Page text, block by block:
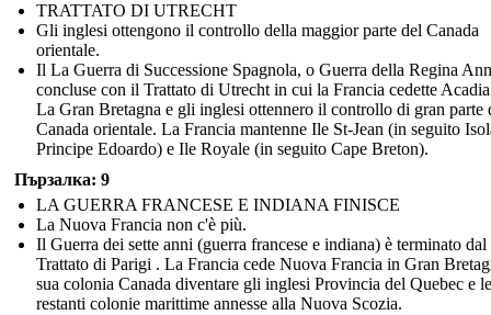
TRATTATO DI UTRECHT
Gli inglesi ottengono il controllo della maggior parte del Canada
orientale.
Il La Guerra di Successione Spagnola, o Guerra della Regina
concluse con il Trattato di Utrecht in cui la Francia cedette
La Gran Bretagna e gli inglesi ottennero il controllo di gran parte
Canada orientale. La Francia mantenne Ile St-Jean (in seguito
Principe Edoardo) e Ile Royale (in seguito Cape Breton).
Пързалка: 9
LA GUERRA FRANCESE E INDIANA FINISCE
La Nuova Francia non c'è più.
Il Guerra dei sette anni (guerra francese e indiana) è terminato dal
Trattato di Parigi . La Francia cede Nuova Francia in Gran
sua colonia Canada diventare gli inglesi Provincia del Quebec e
restanti colonie marittime annesse alla Nuova Scozia.